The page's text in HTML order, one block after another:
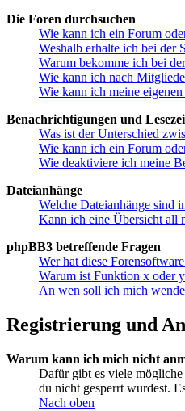
Die Foren durchsuchen
Wie kann ich ein Forum
Weshalb erhalte ich bei der
Warum bekomme ich bei
Wie kann ich nach
Wie kann ich meine
Benachrichtigungen und
Was ist der Unterschied
Wie kann ich ein Forum
Wie deaktiviere ich meine
Dateianhänge
Welche Dateianhänge sind
Kann ich eine Übersicht all
phpBB3 betreffende Fragen
Wer hat diese
Warum ist Funktion x oder
An wen soll ich mich
Registrierung und
Warum kann ich mich nicht
Dafür gibt es viele mögliche
du nicht gesperrt wurdest.
Nach oben